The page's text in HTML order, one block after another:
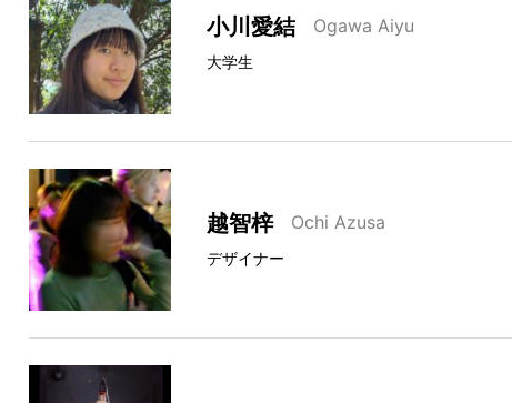
小川愛結 Ogawa Aiyu
大学生
越智梓 Ochi Azusa
デザイナー